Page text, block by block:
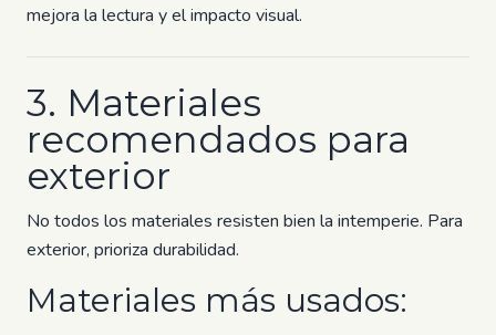
mejora la lectura y el impacto visual.
3. Materiales
recomendados para
exterior
No todos los materiales resisten bien la intemperie. Para
exterior, prioriza durabilidad.
Materiales más usados: